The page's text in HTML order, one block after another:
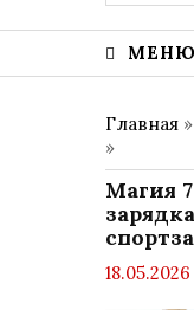
Главная
»
Магия